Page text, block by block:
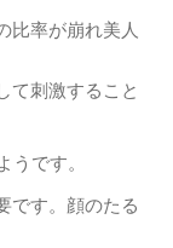
比率が崩れ美人
て刺激すること
です。
です。顔のたる